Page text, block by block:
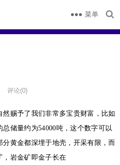
菜单
评论(0)
赐予了我们非常多宝贵财富，比如
储量约为54000吨，这个数字可以
黄金都深埋于地壳，开采有限，而
，岩金矿即金子长在